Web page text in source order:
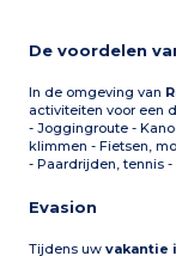
De voordelen
In de omgeving van
activiteiten voor een
- Joggingroute -
klimmen - Fietsen,
- Paardrijden, tennis
Evasion
Tijdens uwvakantie